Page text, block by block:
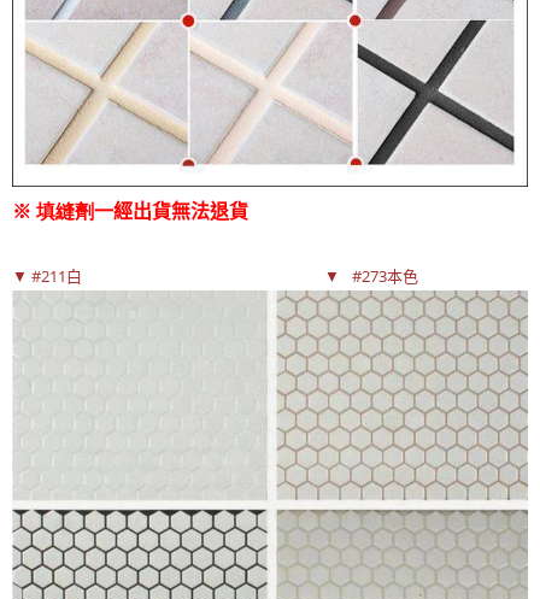
※ 填縫劑一經出貨無法退貨
▼ #211白 ▼ #273本色